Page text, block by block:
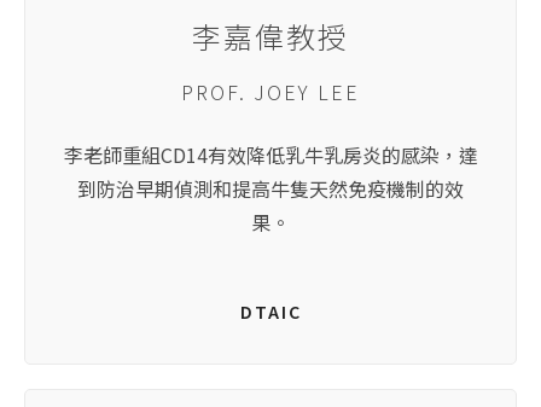
李嘉偉教授
PROF. JOEY LEE
李老師重組CD14有效降低乳牛乳房炎的感染，達
到防治早期偵測和提高牛隻天然免疫機制的效
果。
DTAIC